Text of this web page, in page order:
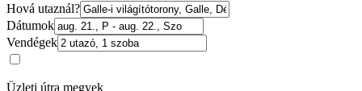
Hová utaznál?
Dátumok
Vendégek
Üzleti útra megyek